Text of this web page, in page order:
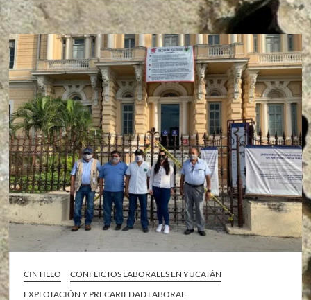
CINTILLO
CONFLICTOS LABORALES EN YUCATÁN
EXPLOTACIÓN Y PRECARIEDAD LABORAL